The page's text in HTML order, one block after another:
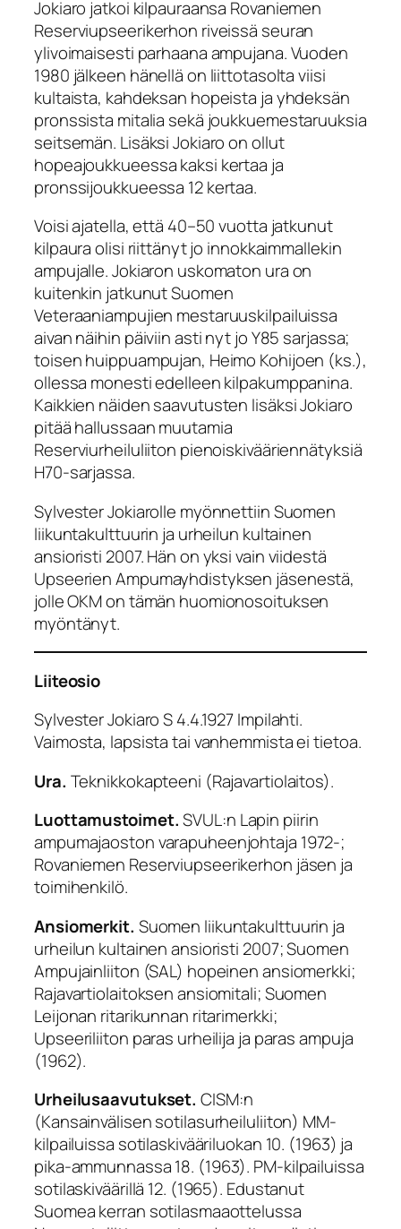
Jokiaro jatkoi kilpauraansa Rovaniemen
Reserviupseerikerhon riveissä seuran
ylivoimaisesti parhaana ampujana. Vuoden
1980 jälkeen hänellä on liittotasolta viisi
kultaista, kahdeksan hopeista ja yhdeksän
pronssista mitalia sekä joukkuemestaruuksia
seitsemän. Lisäksi Jokiaro on ollut
hopeajoukkueessa kaksi kertaa ja
pronssijoukkueessa 12 kertaa.
Voisi ajatella, että 40–50 vuotta jatkunut
kilpaura olisi riittänyt jo innokkaimmallekin
ampujalle. Jokiaron uskomaton ura on
kuitenkin jatkunut Suomen
Veteraaniampujien mestaruuskilpailuissa
aivan näihin päiviin asti nyt jo Y85 sarjassa;
toisen huippuampujan, Heimo Kohijoen (ks.),
ollessa monesti edelleen kilpakumppanina.
Kaikkien näiden saavutusten lisäksi Jokiaro
pitää hallussaan muutamia
Reserviurheiluliiton pienoiskivääriennätyksiä
H70-sarjassa.
Sylvester Jokiarolle myönnettiin Suomen
liikuntakulttuurin ja urheilun kultainen
ansioristi 2007. Hän on yksi vain viidestä
Upseerien Ampumayhdistyksen jäsenestä,
jolle OKM on tämän huomionosoituksen
myöntänyt.
Liiteosio
Sylvester Jokiaro S 4.4.1927 Impilahti.
Vaimosta, lapsista tai vanhemmista ei tietoa.
Ura. Teknikkokapteeni (Rajavartiolaitos).
Luottamustoimet.SVUL:n Lapin piirin
ampumajaoston varapuheenjohtaja 1972-;
Rovaniemen Reserviupseerikerhon jäsen ja
toimihenkilö.
Ansiomerkit. Suomen liikuntakulttuurin ja
urheilun kultainen ansioristi 2007; Suomen
Ampujainliiton (SAL) hopeinen ansiomerkki;
Rajavartiolaitoksen ansiomitali; Suomen
Leijonan ritarikunnan ritarimerkki;
Upseeriliiton paras urheilija ja paras ampuja
(1962).
Urheilusaavutukset. CISM:n
(Kansainvälisen sotilasurheiluliiton) MM-
kilpailuissa sotilaskivääriluokan 10. (1963) ja
pika-ammunnassa 18. (1963). PM-kilpailuissa
sotilaskiväärillä 12. (1965). Edustanut
Suomea kerran sotilasmaaottelussa